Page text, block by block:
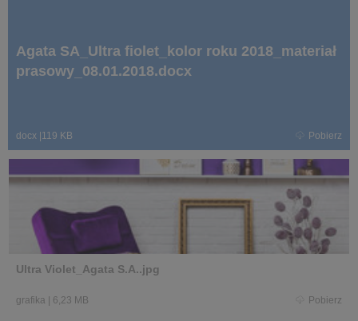
Agata SA_Ultra fiolet_kolor roku 2018_materiał
prasowy_08.01.2018.docx
docx |119 KB Pobierz
Ultra Violet_Agata S.A..jpg
grafika | 6,23 MB Pobierz